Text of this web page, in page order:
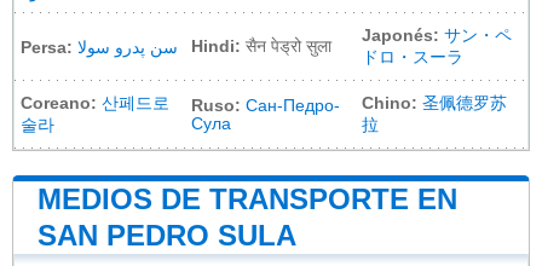
Persa: سن پدرو سولا Hindi: सैन पेड्रो सुला
Japonés: サン・ペ
ドロ・スーラ
Coreano: 산페드로
술라
Ruso: Сан-Педро-
Сула
Chino: 圣佩德罗苏
拉
MEDIOS DE TRANSPORTE EN
SAN PEDRO SULA